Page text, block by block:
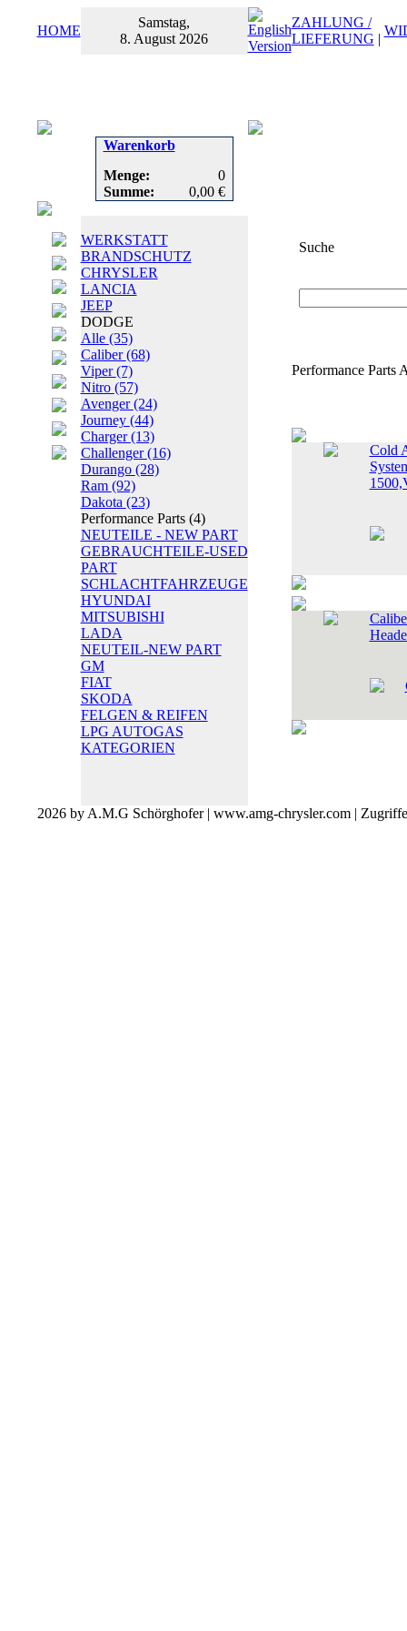
HOME
Samstag,
8. August 2026
ZAHLUNG /
LIEFERUNG |
Warenkorb
Menge:
0
Summe:
0,00 €
WERKSTATT
BRANDSCHUTZ
CHRYSLER
LANCIA
JEEP
DODGE
Alle (35)
Caliber(68)
Viper(7)
Nitro (57)
Avenger(24)
Journey (44)
Charger(13)
Challenger(16)
Durango (28)
Ram (92)
Dakota (23)
Performance Parts (4)
NEUTEILE - NEW PART
GEBRAUCHTEILE-USED
PART
SCHLACHTFAHRZEUGE
HYUNDAI
MITSUBISHI
LADA
NEUTEIL-NEW PART
GM
FIAT
SKODA
FELGEN & REIFEN
LPG AUTOGAS
KATEGORIEN
Suche
Performance Parts
Cold
2026 by A.M.G Schörghofer | www.amg-chrysler.com |